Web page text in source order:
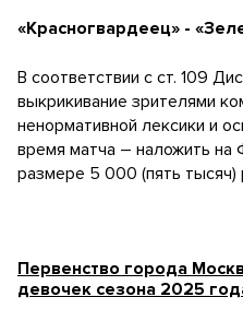
«Красногвардеец» -
В соответствии с ст. 109
выкрикивание зрителями
ненормативной лексики и
время матча – наложить
размере 5 000 (пять тысяч)
Первенство города
девочек сезона 2025